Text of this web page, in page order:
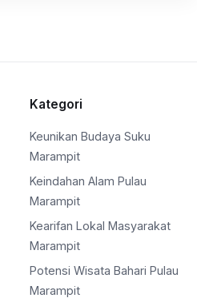
Kategori
Keunikan Budaya Suku
Marampit
Keindahan Alam Pulau
Marampit
Kearifan Lokal Masyarakat
Marampit
Potensi Wisata Bahari Pulau
Marampit